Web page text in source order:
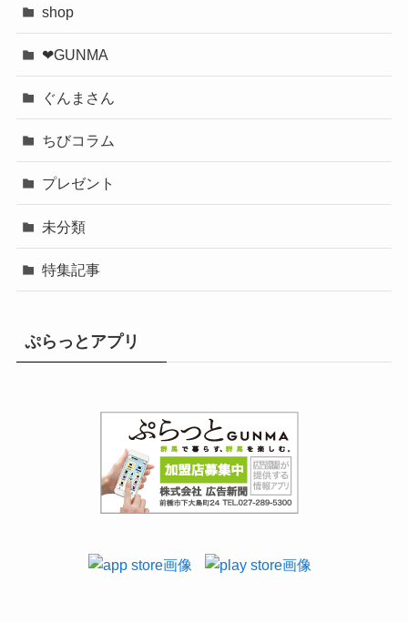
shop
❤︎GUNMA
ぐんまさん
ちびコラム
プレゼント
未分類
特集記事
ぷらっとアプリ